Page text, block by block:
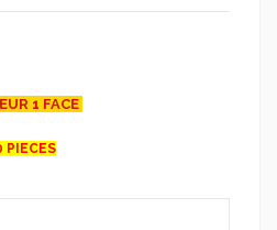
1 FACE
PIECES